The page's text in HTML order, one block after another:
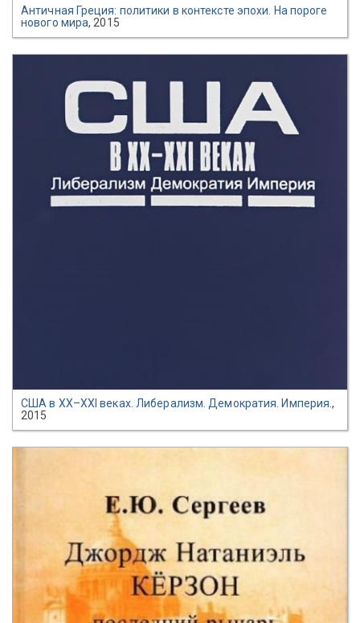
Античная Греция: политики в контексте эпохи. На пороге
нового мира, 2015
США в XX–XXI веках. Либерализм. Демократия. Империя.,
2015